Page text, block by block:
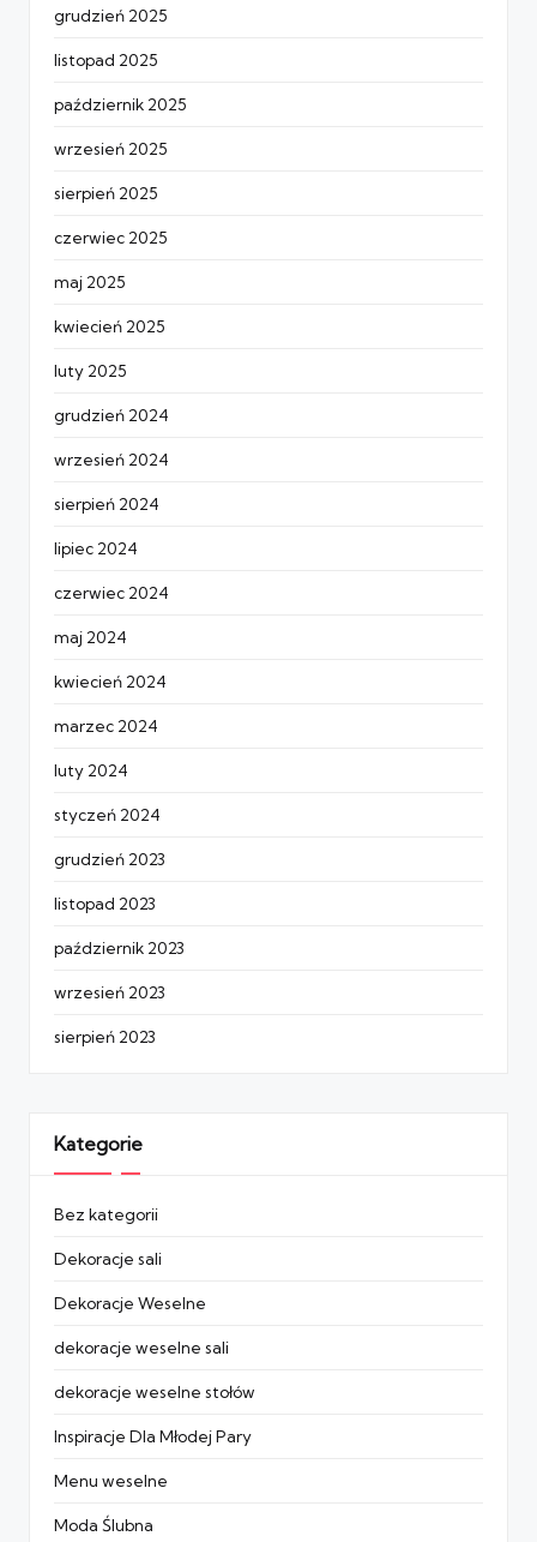
grudzień 2025
listopad 2025
październik 2025
wrzesień 2025
sierpień 2025
czerwiec 2025
maj 2025
kwiecień 2025
luty 2025
grudzień 2024
wrzesień 2024
sierpień 2024
lipiec 2024
czerwiec 2024
maj 2024
kwiecień 2024
marzec 2024
luty 2024
styczeń 2024
grudzień 2023
listopad 2023
październik 2023
wrzesień 2023
sierpień 2023
Kategorie
Bez kategorii
Dekoracje sali
Dekoracje Weselne
dekoracje weselne sali
dekoracje weselne stołów
Inspiracje Dla Młodej Pary
Menu weselne
Moda Ślubna